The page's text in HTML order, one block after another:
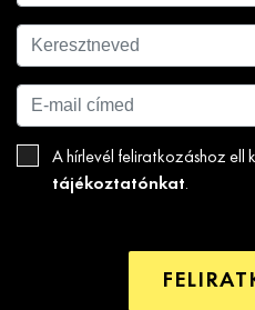
A hírlevél feliratkozáshoz ell
tájékoztatónkat.